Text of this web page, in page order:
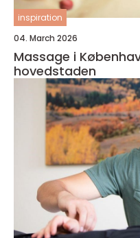
inspiration
04. March 2026
Massage i
hovedstaden